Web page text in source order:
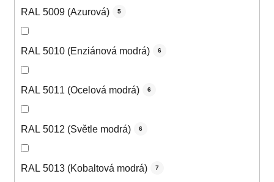
RAL 5009 (Azurová) 5
RAL 5010 (Enziánová modrá) 6
RAL 5011 (Ocelová modrá) 6
RAL 5012 (Světle modrá) 6
RAL 5013 (Kobaltová modrá) 7